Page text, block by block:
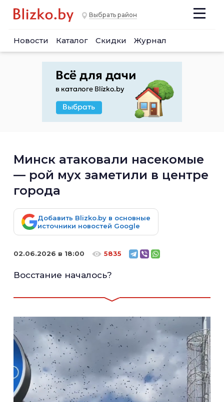
Выбрать район
Новости Каталог Скидки Журнал
Минск атаковали насекомые
— рой мух заметили в центре
города
Добавить Blizko.by в основные
источники новостей Google
02.06.2026 в 18:00 5835
Восстание началось?